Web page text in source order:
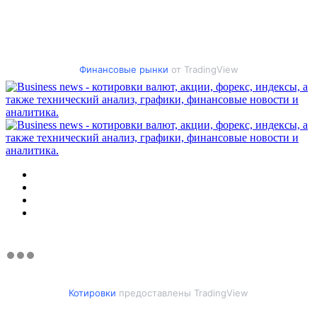
Финансовые рынки от TradingView
Котировки предоставлены TradingView